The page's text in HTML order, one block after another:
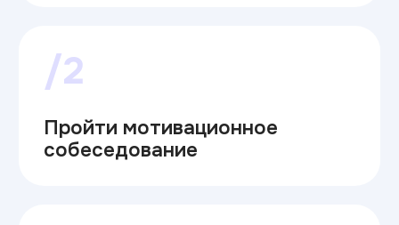
с 20.06 по 26.08.2026
/4
Забронировать место